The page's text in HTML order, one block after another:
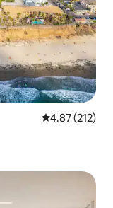
औसत रेटिंग 5 में से
4.87 (212)